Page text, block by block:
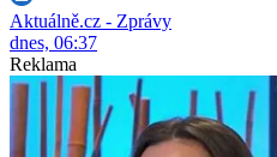
Aktuálně.cz - Zprávy
dnes, 06:37
Reklama